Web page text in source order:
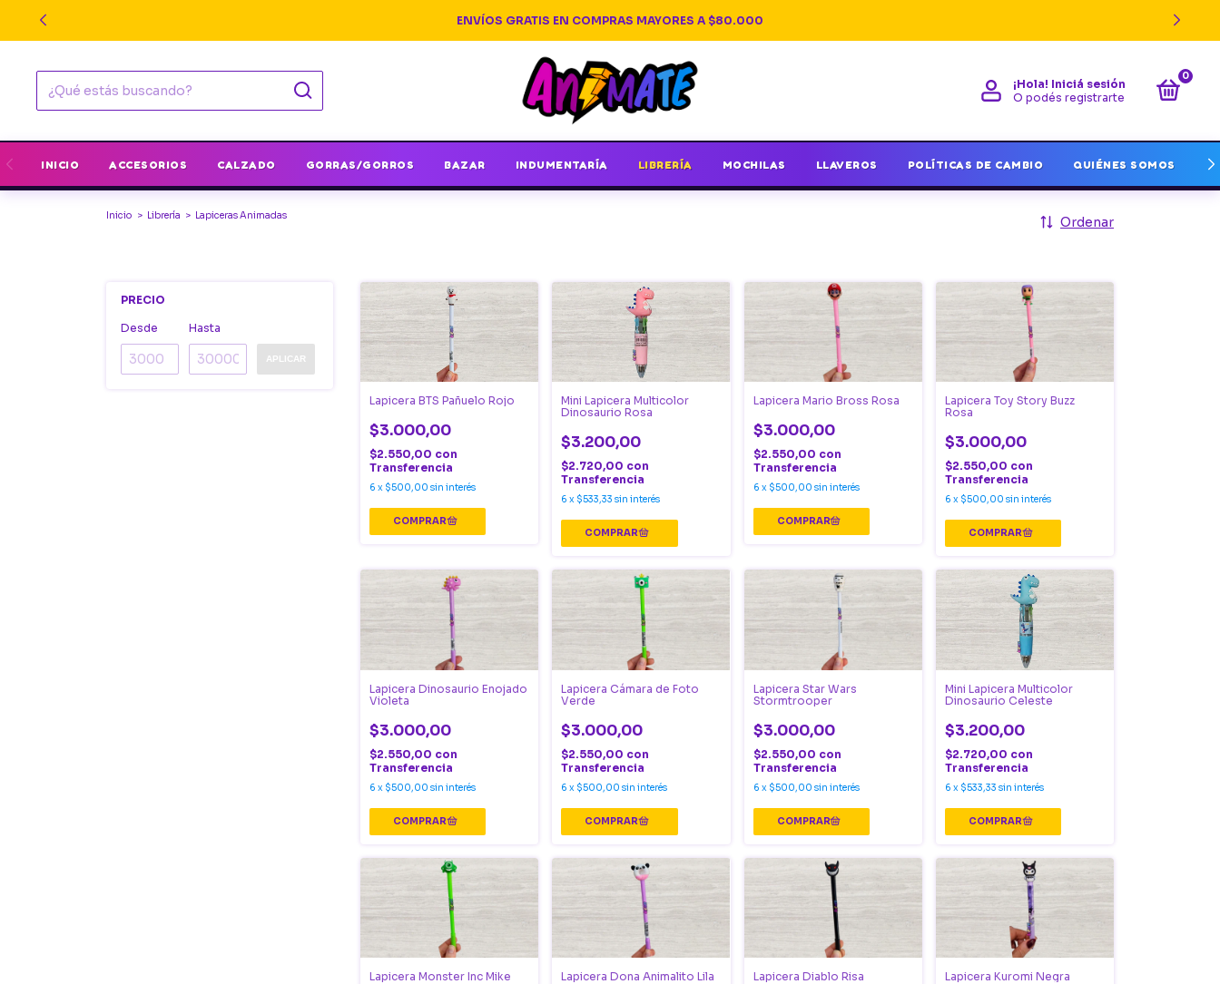
ENVÍOS GRATIS EN COMPRAS MAYORES A $80.000
¡Hola! Iniciá sesión
O podés registrarte
0
INICIO ACCESORIOS CALZADO GORRAS/GORROS BAZAR INDUMENTARÍA LIBRERÍA MOCHILAS LLAVEROS POLÍTICAS DE CAMBIO QUIÉNES SOMOS
Inicio > Librería > Lapiceras Animadas Ordenar
PRECIO
Desde Hasta
APLICAR
Lapicera BTS Pañuelo Rojo
$3.000,00
$2.550,00 con
Transferencia
6 x $500,00 sin interés
Mini Lapicera Multicolor
Dinosaurio Rosa
$3.200,00
$2.720,00 con
Transferencia
6 x $533,33 sin interés
Lapicera Mario Bross Rosa
$3.000,00
$2.550,00 con
Transferencia
6 x $500,00 sin interés
Lapicera Toy Story Buzz
Rosa
$3.000,00
$2.550,00 con
Transferencia
6 x $500,00 sin interés
Lapicera Dinosaurio Enojado
Violeta
$3.000,00
$2.550,00 con
Transferencia
6 x $500,00 sin interés
Lapicera Cámara de Foto
Verde
$3.000,00
$2.550,00 con
Transferencia
6 x $500,00 sin interés
Lapicera Star Wars
Stormtrooper
$3.000,00
$2.550,00 con
Transferencia
6 x $500,00 sin interés
Mini Lapicera Multicolor
Dinosaurio Celeste
$3.200,00
$2.720,00 con
Transferencia
6 x $533,33 sin interés
Lapicera Monster Inc Mike Lapicera Dona Animalito Lila Lapicera Diablo Risa Lapicera Kuromi Negra